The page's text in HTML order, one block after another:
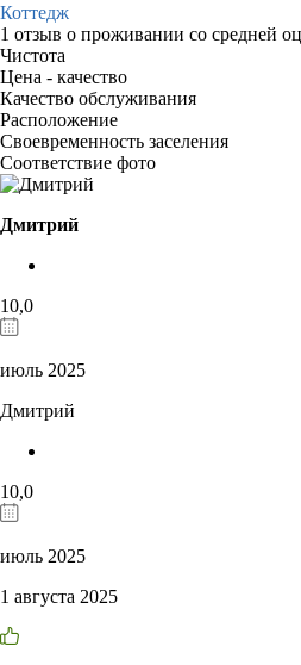
Коттедж
1 отзыв о проживании со средней
Чистота
Цена - качество
Качество обслуживания
Расположение
Своевременность заселения
Соответствие фото
Дмитрий
10,0
июль 2025
Дмитрий
10,0
июль 2025
1 августа 2025